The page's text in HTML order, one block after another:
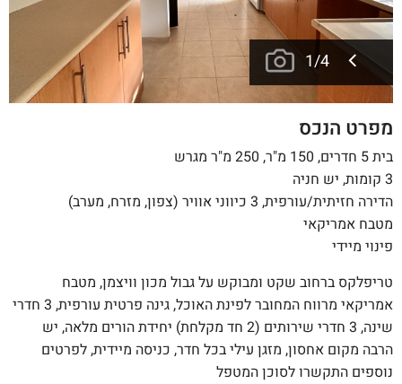
1/4
מפרט הנכס
בית 5 חדרים, 150 מ"ר, 250 מ"ר מגרש
3 קומות, יש חניה
הדירה חזיתית/עורפית, 3 כיווני אוויר (צפון, מזרח, מערב)
מטבח אמריקאי
פינוי מיידי
טריפלקס ברחוב שקט ומבוקש על גבול מכון וויצמן, מטבח
אמריקאי מרווח המחובר לפינת האוכל, גינה פרטית עורפית, 3 חדרי
שינה, 3 חדרי שירותים (2 חד מקלחת) יחידת הורים מלאה, יש
הרבה מקום אחסון, מזגן עילי בכל חדר, כניסה מיידית, לפרטים
נוספים התקשרו לסוכן המטפל